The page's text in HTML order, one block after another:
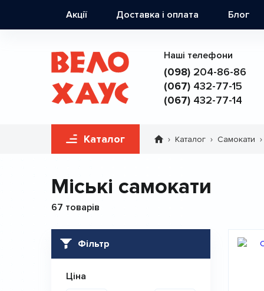
навіґація
Акції Доставка і оплата Блог
Наші телефони
(098) 204-86-86
(067) 432-77-15
(067) 432-77-14
Каталог
РядокКаталог Самокати
Міські самокати
67 товарів
Фільтр
Ціна